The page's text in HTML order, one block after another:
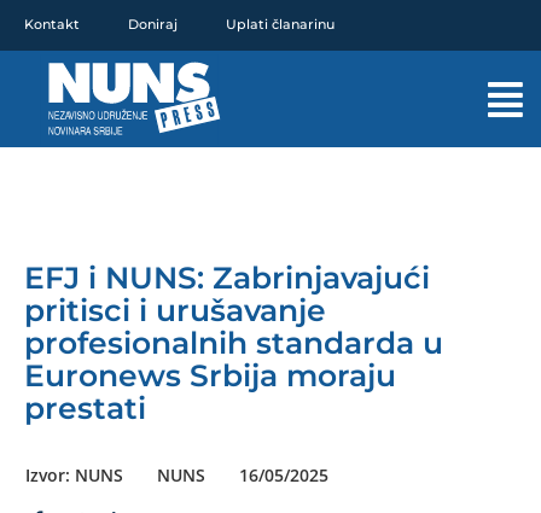
sadržaj
Kontakt Doniraj Uplati članarinu
EFJ i NUNS: Zabrinjavajući
pritisci i urušavanje
profesionalnih standarda u
Euronews Srbija moraju
prestati
Izvor: NUNS NUNS 16/05/2025